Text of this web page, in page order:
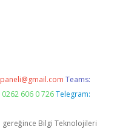
Teams:
606 0 726 Telegram:
gereğince Bilgi Teknolojileri